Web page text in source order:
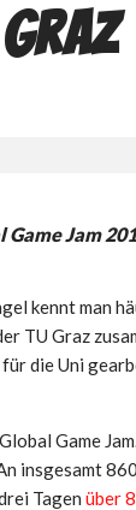
Jam
kennt man
TU Graz
die Uni
Game
insgesamt
Tagen über